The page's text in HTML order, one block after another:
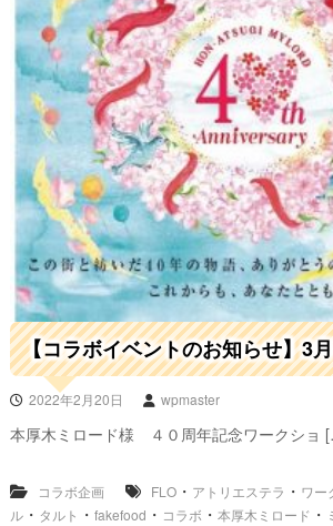
【コラボイベントのお知らせ】3
2022年2月20日 wpmaster
本厚木ミロード様 ４０周年記念ワークショ
コラボ企画 FLO・ アトリエステラ ・ ワー
ル・ タルト ・ fakefood ・ コラボ ・ 本厚木ミロード ・